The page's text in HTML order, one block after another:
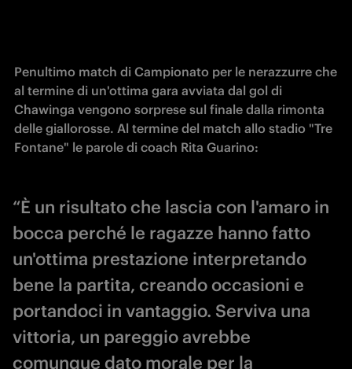
Penultimo match di Campionato per le nerazzurre che
al termine di un'ottima gara avviata dal gol di
Chawinga vengono sorprese sul finale dalla rimonta
delle giallorosse. Al termine del match allo stadio "Tre
Fontane" le parole di coach Rita Guarino:
“È un risultato che lascia con l'amaro in
bocca perché le ragazze hanno fatto
un'ottima prestazione interpretando
bene la partita, creando occasioni e
portandoci in vantaggio. Serviva una
vittoria, un pareggio avrebbe
comunque dato morale per la